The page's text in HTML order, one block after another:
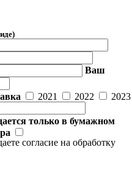
Ваш
2021 2022
2023
только в бумажном
согласие на обработку